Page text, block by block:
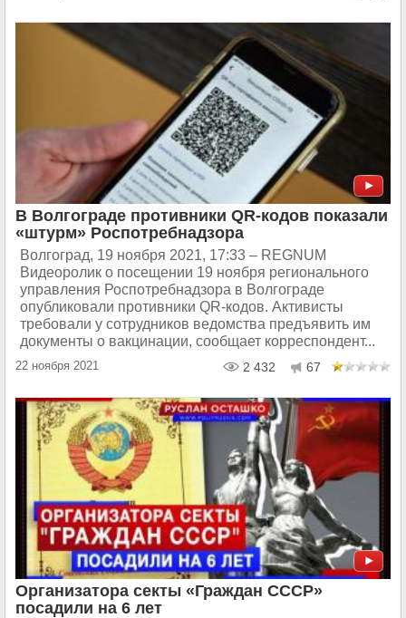
В Волгограде противники QR-кодов показали
«штурм» Роспотребнадзора
Волгоград, 19 ноября 2021, 17:33 – REGNUM
Видеоролик о посещении 19 ноября регионального
управления Роспотребнадзора в Волгограде
опубликовали противники QR-кодов. Активисты
требовали у сотрудников ведомства предъявить им
документы о вакцинации, сообщает корреспондент...
22 ноября 2021 2 432 67
Организатора секты «Граждан СССР»
посадили на 6 лет